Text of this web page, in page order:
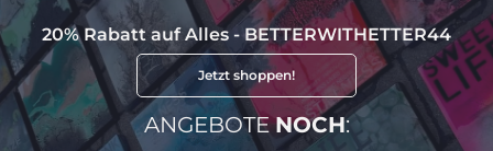
20% Rabatt auf Alles - BETTERWITHETTER44
Jetzt shoppen!
ANGEBOTENOCH: